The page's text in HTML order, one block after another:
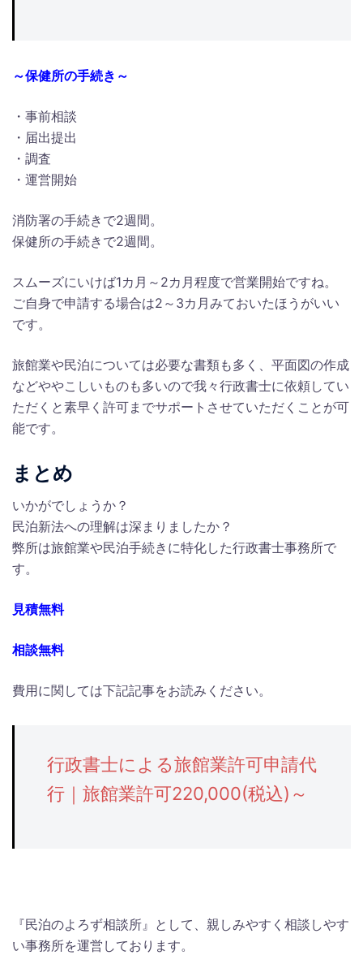
～保健所の手続き～
・事前相談
・届出提出
・調査
・運営開始
消防署の手続きで2週間。
保健所の手続きで2週間。
スムーズにいけば1カ月～2カ月程度で営業開始ですね。
ご自身で申請する場合は2～3カ月みておいたほうがいい
です。
旅館業や民泊については必要な書類も多く、平面図の作成
などややこしいものも多いので我々行政書士に依頼してい
ただくと素早く許可までサポートさせていただくことが可
能です。
まとめ
いかがでしょうか？
民泊新法への理解は深まりましたか？
弊所は旅館業や民泊手続きに特化した行政書士事務所で
す。
見積無料
相談無料
費用に関しては下記記事をお読みください。
行政書士による旅館業許可申請代
行｜旅館業許可220,000(税込)～
『民泊のよろず相談所』として、親しみやすく相談しやす
い事務所を運営しております。